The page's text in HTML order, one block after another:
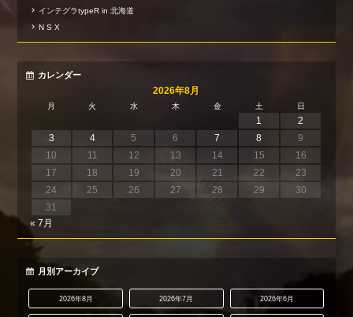
インテグラtypeR in 北海道
N S X
カレンダー
2026年8月
月 火 水 木 金 土 日
1
2
3
4 5 6 7 8
9
10
11 12 13 14 15
16
17
18 19 20 21 22
23
24
25 26 27 28 29
30
31
« 7月
月別アーカイブ
2026年8月 2026年7月 2026年6月